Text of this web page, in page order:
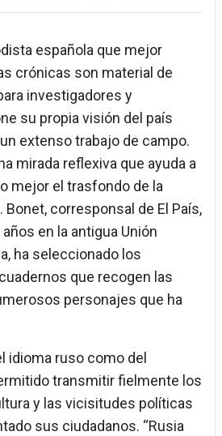
española que mejor
crónicas son material de
investigadores y
su propia visión del país
extenso trabajo de campo.
mirada reflexiva que ayuda a
mejor el trasfondo de la
Bonet, corresponsal de El País,
en la antigua Unión
ha seleccionado los
que recogen las
personajes que ha
idioma ruso como del
transmitir fielmente los
y las vicisitudes políticas
sus ciudadanos. “Rusia